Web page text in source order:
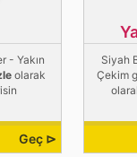
- Yakın
olarak
Geç ⊳
Siyah
Çekim